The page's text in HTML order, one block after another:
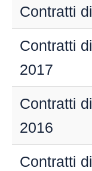
Contratti
Contratti
2017
Contratti
2016
Contratti